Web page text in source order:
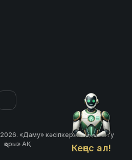
Кеңес ал!
© 2026. «Даму» кәсіпкерлікті дамыту
қоры» АҚ